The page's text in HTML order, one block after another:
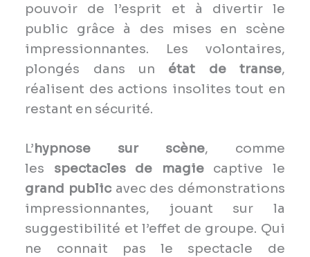
pouvoir de l’esprit et à divertir le
public grâce à des mises en scène
impressionnantes. Les volontaires,
plongés dans un état de transe,
réalisent des actions insolites tout en
restant en sécurité.
L’hypnose sur scène, comme
les spectacles de magiecaptive le
grand public avec des démonstrations
impressionnantes, jouant sur la
suggestibilité et l’effet de groupe. Qui
ne connait pas le spectacle de